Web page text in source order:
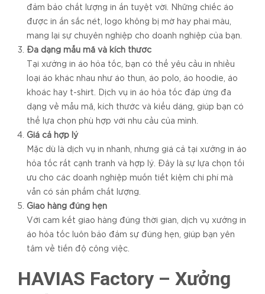
đảm bảo chất lượng in ấn tuyệt vời. Những chiếc áo
được in ấn sắc nét, logo không bị mờ hay phai màu,
mang lại sự chuyên nghiệp cho doanh nghiệp của bạn.
Đa dạng mẫu mã và kích thước
Tại xưởng in áo hỏa tốc, bạn có thể yêu cầu in nhiều
loại áo khác nhau như áo thun, áo polo, áo hoodie, áo
khoác hay t-shirt. Dịch vụ in áo hỏa tốc đáp ứng đa
dạng về mẫu mã, kích thước và kiểu dáng, giúp bạn có
thể lựa chọn phù hợp với nhu cầu của mình.
Giá cả hợp lý
Mặc dù là dịch vụ in nhanh, nhưng giá cả tại xưởng in áo
hỏa tốc rất cạnh tranh và hợp lý. Đây là sự lựa chọn tối
ưu cho các doanh nghiệp muốn tiết kiệm chi phí mà
vẫn có sản phẩm chất lượng.
Giao hàng đúng hẹn
Với cam kết giao hàng đúng thời gian, dịch vụ xưởng in
áo hỏa tốc luôn bảo đảm sự đúng hẹn, giúp bạn yên
tâm về tiến độ công việc.
HAVIAS Factory – Xưởng